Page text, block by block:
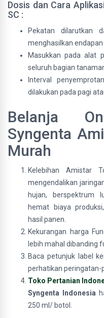
Dosis dan Cara
SC :
Pekatan dilarutkan
menghasilkan
Masukkan pada alat
seluruh bagian
Interval
dilakukan pada pagi
Belanja
Syngenta
Murah
Kelebihan Amistar
mengendalikan
hujan, berspektrum
hemat biaya
hasil panen.
Kekurangan harga
lebih mahal dibanding
Baca petunjuk label
perhatikan peringatan-
Toko Pertanian
Syngenta Indonesia
250 ml/ botol.